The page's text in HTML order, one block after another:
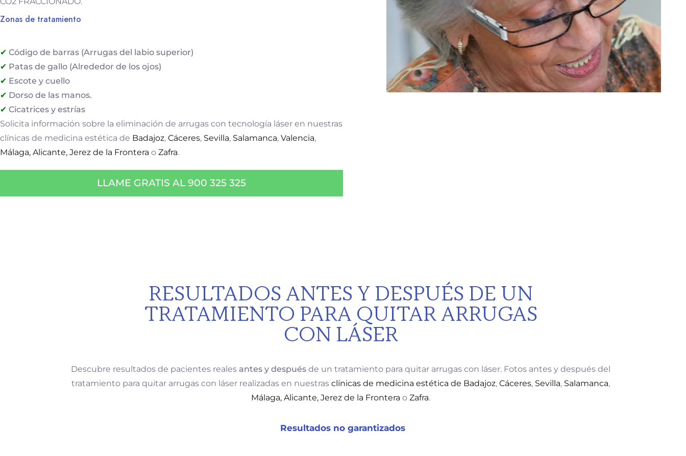
Zonas de tratamiento
Código de barras (Arrugas del labio superior)
Patas de gallo (Alrededor de los ojos)
Escote y cuello
Dorso de las manos.
Cicatrices y estrías
Solicita información sobre la eliminación de arrugas con tecnología láser en nuestras
clínicas de medicina estética de Badajoz, Cáceres, Sevilla, Salamanca, Valencia,
Málaga, Alicante, Jerez de la Frontera o Zafra.
LLAME GRATIS AL 900 325 325
RESULTADOS ANTES Y DESPUÉS DE UN
TRATAMIENTO PARA QUITAR ARRUGAS
CON LÁSER
Descubre resultados de pacientes reales antes y después de un tratamiento para quitar arrugas con láser. Fotos antes y después del
tratamiento para quitar arrugas con láser realizadas en nuestras clínicas de medicina estética de Badajoz, Cáceres, Sevilla, Salamanca,
Málaga, Alicante, Jerez de la Frontera o Zafra.
Resultados no garantizados